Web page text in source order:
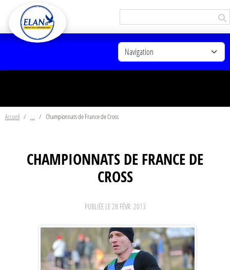
Accueil Championnats de France de Cross
CHAMPIONNATS DE FRANCE DE
CROSS
PUBLIÉE LE28 FÉVR. 2013
Panneau de gestion des cookies